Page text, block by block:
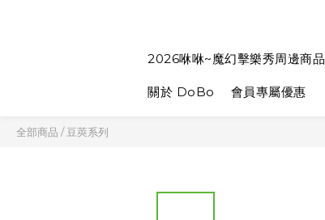
2026咻咻~魔幻擊樂秀周邊商品
關於 DoBo 會員專屬優惠
全部商品 /豆莢系列